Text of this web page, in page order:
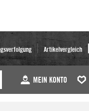
Artikelvergleich
MEIN KONTO